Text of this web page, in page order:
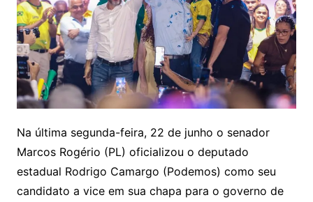
Na última segunda-feira, 22 de junho o senador
Marcos Rogério (PL) oficializou o deputado
estadual Rodrigo Camargo (Podemos) como seu
candidato a vice em sua chapa para o governo de